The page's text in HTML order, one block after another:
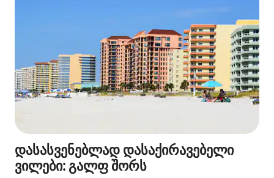
დასასვენებლად დასაქირავებელი
ვილები: გალფ შორს